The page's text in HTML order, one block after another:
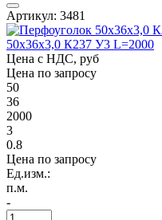
Артикул: 3481
50х36х3,0 К237 У3 L=2000
Цена с НДС, руб
Цена по запросу
50
36
2000
3
0.8
Цена по запросу
Ед.изм.:
п.м.
-